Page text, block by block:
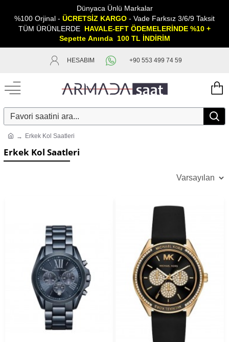
Dünyaca Ünlü Markalar
%100 Orjinal - ÜCRETSİZ KARGO - Vade Farksız 3/6/9 Taksit
TÜM ÜRÜNLERDE HAVALE-EFT ÖDEMELERİNDE %10 +
Sepette Anında 100 TL İNDİRİM
HESABIM +90 553 499 74 59
Erkek Kol Saatleri
Erkek Kol Saatleri